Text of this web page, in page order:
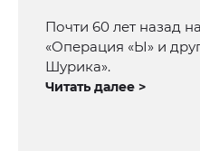
Почти 60 лет назад
«Операция «Ы» и
Шурика».
Читать далее >